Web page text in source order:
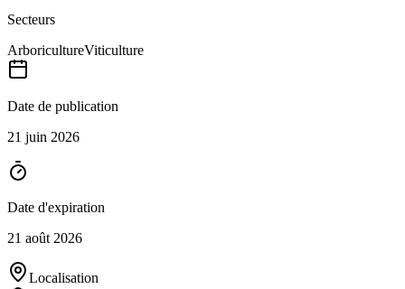
Secteurs
ArboricultureViticulture
Date de publication
21 juin 2026
Date d'expiration
21 août 2026
Localisation